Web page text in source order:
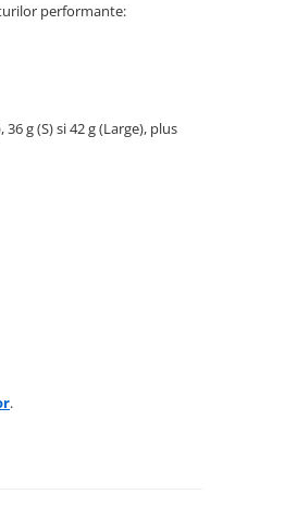
performante:
g (S) si 42 g (Large), plus
.